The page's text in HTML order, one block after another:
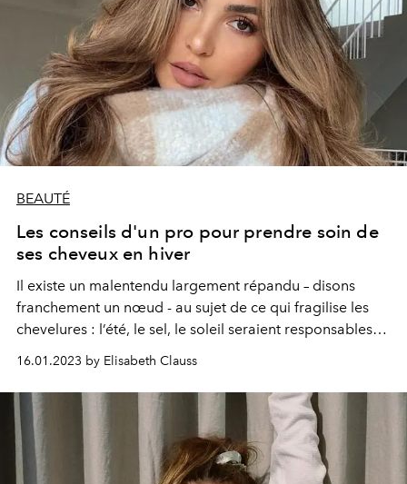
BEAUTÉ
Les conseils d'un pro pour prendre soin de
ses cheveux en hiver
Il existe un malentendu largement répandu – disons
franchement un nœud - au sujet de ce qui fragilise les
chevelures : l’été, le sel, le soleil seraient responsables
de sécheresse et de fibres cassantes. Mais le froid, c’est
16.01.2023 by Elisabeth Clauss